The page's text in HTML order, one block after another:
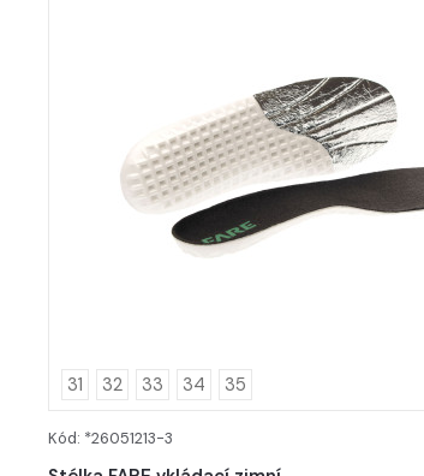
31 32 33 34 35
Kód: *26051213-3